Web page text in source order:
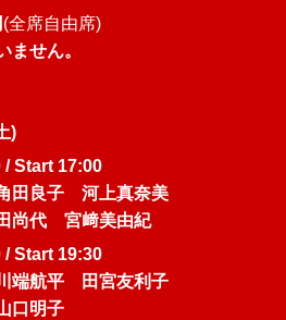
(全席自由席)
せん。
)
Start 17:00
田良子 河上真奈美
宮﨑美由紀
Start 19:30
端航平 田宮友利子
明子